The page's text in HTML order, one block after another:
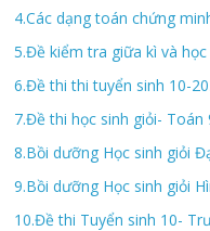
4.Các dạng toán chứng
5.Đề kiểm tra giữa kì và
6.Đề thi thi tuyển sinh 10-
7.Đề thi học sinh giỏi- Toán
8.Bồi dưỡng Học sinh giỏi
9.Bồi dưỡng Học sinh giỏi
10.Đề thi Tuyển sinh 10-